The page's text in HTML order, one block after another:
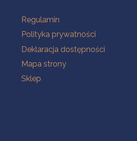
Na skróty
Regulamin
Polityka prywatności
Deklaracja dostępności
Mapa strony
Sklep